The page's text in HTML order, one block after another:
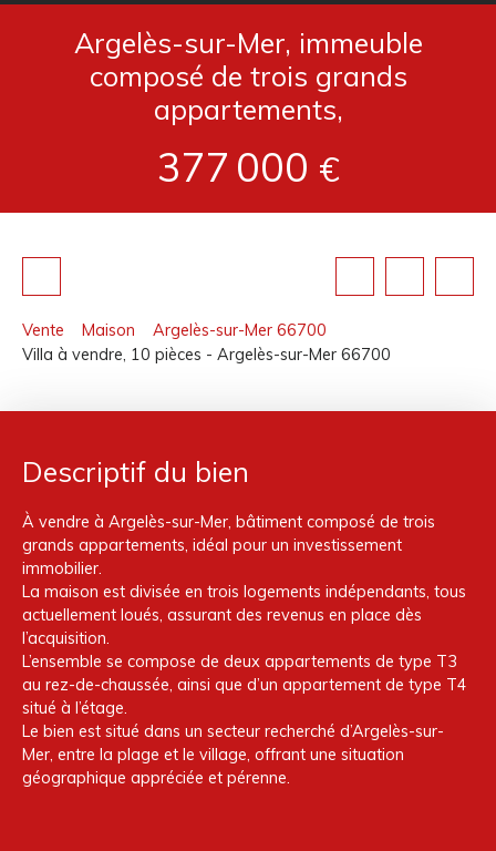
Argelès-sur-Mer, immeuble
composé de trois grands
appartements,
377 000 €
Vente Maison
Argelès-sur-Mer 66700
Villa à vendre, 10 pièces - Argelès-sur-Mer 66700
Descriptif du bien
À vendre à Argelès-sur-Mer, bâtiment composé de trois
grands appartements, idéal pour un investissement
immobilier.
La maison est divisée en trois logements indépendants, tous
actuellement loués, assurant des revenus en place dès
l’acquisition.
L’ensemble se compose de deux appartements de type T3
au rez-de-chaussée, ainsi que d’un appartement de type T4
situé à l’étage.
Le bien est situé dans un secteur recherché d’Argelès-sur-
Mer, entre la plage et le village, offrant une situation
géographique appréciée et pérenne.